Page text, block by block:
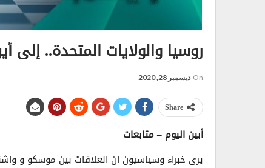
روسيا والولايات المتحدة.. إلی
On ديسمبر 28, 2020
Share
أبين اليوم – متابعات
يری خبراء وسياسيون ان العلاقات بين موسكو و